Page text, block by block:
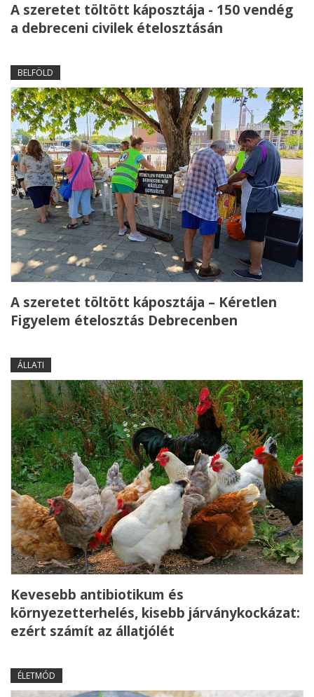
A szeretet töltött káposztája - 150 vendég
a debreceni civilek ételosztásán
BELFÖLD
A szeretet töltött káposztája – Kéretlen
Figyelem ételosztás Debrecenben
ÁLLATI
Kevesebb antibiotikum és
környezetterhelés, kisebb járványkockázat:
ezért számít az állatjólét
ÉLETMÓD